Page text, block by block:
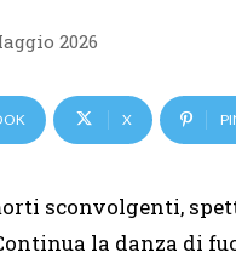
2026
X
sconvolgenti,
la danza di